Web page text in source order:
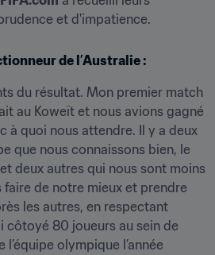
et d'impatience.
de l’Australie :
du résultat. Mon premier match
au Koweït et nous avions gagné
à quoi nous attendre. Il y a deux
que nous connaissons bien, le
deux autres qui nous sont moins
de notre mieux et prendre
les autres, en respectant
côtoyé 80 joueurs au sein de
l’équipe olympique l’année